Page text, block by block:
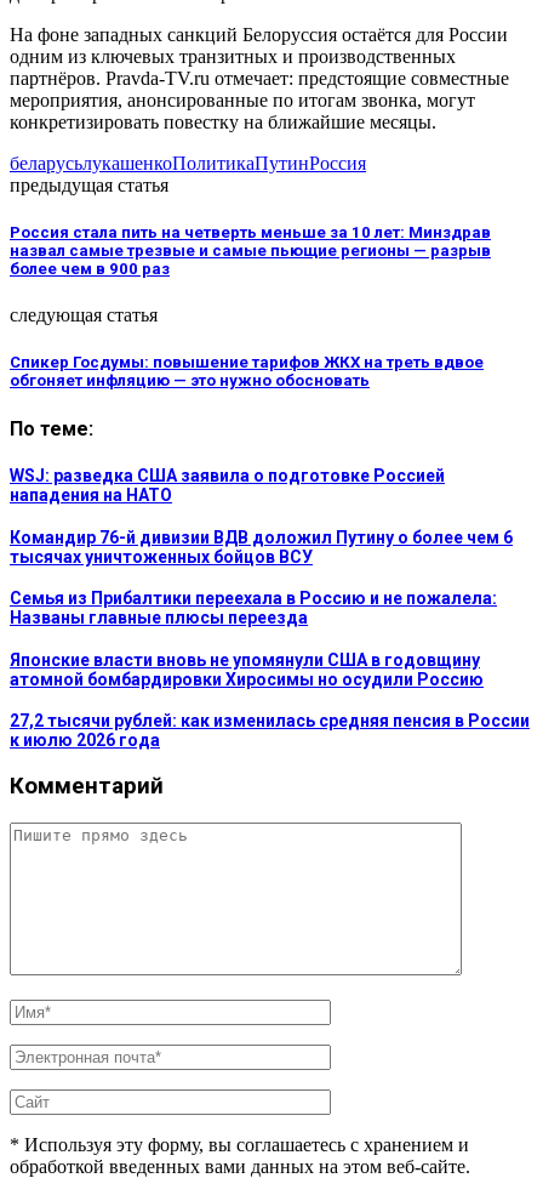
На фоне западных санкций Белоруссия остаётся для России
одним из ключевых транзитных и производственных
партнёров. Pravda-TV.ru отмечает: предстоящие совместные
мероприятия, анонсированные по итогам звонка, могут
конкретизировать повестку на ближайшие месяцы.
беларусьлукашенкоПолитикаПутинРоссия
предыдущая статья
Россия стала пить на четверть меньше за 10 лет: Минздрав
назвал самые трезвые и самые пьющие регионы — разрыв
более чем в 900 раз
следующая статья
Спикер Госдумы: повышение тарифов ЖКХ на треть вдвое
обгоняет инфляцию — это нужно обосновать
По теме:
WSJ: разведка США заявила о подготовке Россией
нападения на НАТО
Командир 76-й дивизии ВДВ доложил Путину о более чем 6
тысячах уничтоженных бойцов ВСУ
Семья из Прибалтики переехала в Россию и не пожалела:
Названы главные плюсы переезда
Японские власти вновь не упомянули США в годовщину
атомной бомбардировки Хиросимы но осудили Россию
27,2 тысячи рублей: как изменилась средняя пенсия в России
к июлю 2026 года
Комментарий
* Используя эту форму, вы соглашаетесь с хранением и
обработкой введенных вами данных на этом веб-сайте.